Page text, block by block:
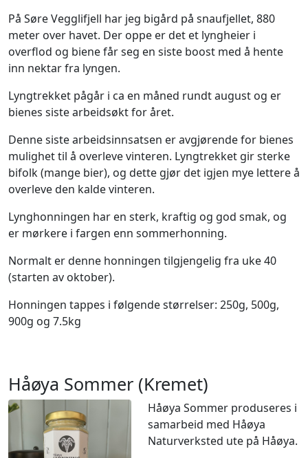
På Søre Vegglifjell har jeg bigård på snaufjellet, 880
meter over havet. Der oppe er det et lyngheier i
overflod og biene får seg en siste boost med å hente
inn nektar fra lyngen.
Lyngtrekket pågår i ca en måned rundt august og er
bienes siste arbeidsøkt for året.
Denne siste arbeidsinnsatsen er avgjørende for bienes
mulighet til å overleve vinteren. Lyngtrekket gir sterke
bifolk (mange bier), og dette gjør det igjen mye lettere å
overleve den kalde vinteren.
Lynghonningen har en sterk, kraftig og god smak, og
er mørkere i fargen enn sommerhonning.
Normalt er denne honningen tilgjengelig fra uke 40
(starten av oktober).
Honningen tappes i følgende størrelser: 250g, 500g,
900g og 7.5kg
Håøya Sommer (Kremet)
Håøya Sommer produseres i
samarbeid med Håøya
Naturverksted ute på Håøya.